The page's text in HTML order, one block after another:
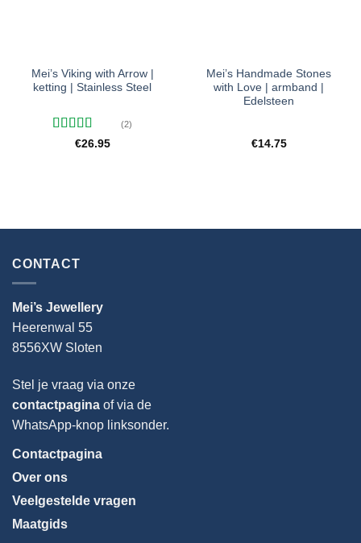
Mei’s Viking with Arrow |
ketting | Stainless Steel
Gewaardeerd
(2)
€26.95
Mei’s Handmade Stones
with Love | armband |
Edelsteen
€14.75
CONTACT
Mei’s Jewellery
Heerenwal 55
8556XW Sloten
Stel je vraag via onze
contactpagina of via de
WhatsApp-knop linksonder.
Contactpagina
Over ons
Veelgestelde vragen
Maatgids